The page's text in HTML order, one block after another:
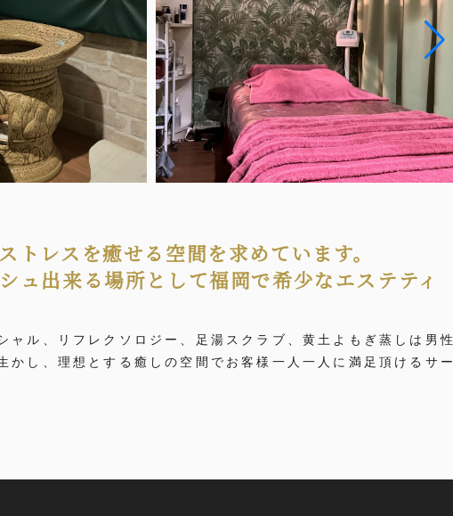
レスを癒せる空間を求めています。
ュ出来る場所として福岡で希少なエステティ
ル、リフレクソロジー、足湯スクラブ、黄土よもぎ蒸しは男性
し、理想とする癒しの空間でお客様一人一人に満足頂けるサー